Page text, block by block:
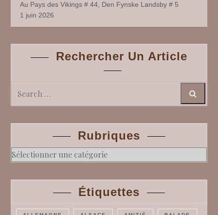
Au Pays des Vikings # 44, Den Fynske Landsby # 5
1 juin 2026
Rechercher Un Article
Rubriques
Rubriques
Étiquettes